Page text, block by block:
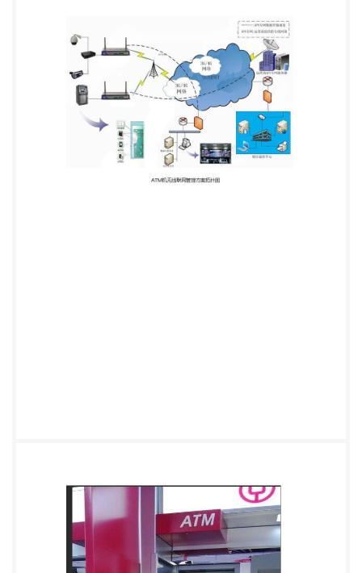
象，可实现大范围的在线监控，满足视屏监控远程备
份的要求。 2.4 ，数据传送速率高 （1） 每个 ATM 机
采集传感器上的检测数传输量在 10Kbps 之内。3G 网
络（联通 H SPA+ 最快） 网络传送速率理论上可达
21M/s，目前其他 3G 网络 实际数据传输速率在 20
0KB/S 左右，完全能满足本系统数据传输速率
（≥100Kbps）的需求。 （2） 每个 ATM 机里的视屏
一管理的稳定运行优势备受业内人士青睐。特别推出
可选（北斗 GPS 定位功能和 S D 卡外置大容量存
储）。无线传输技术的发展，给 ATM 机监控发展带
来飞跃，同时也间接 保护公民的人身财产安全。